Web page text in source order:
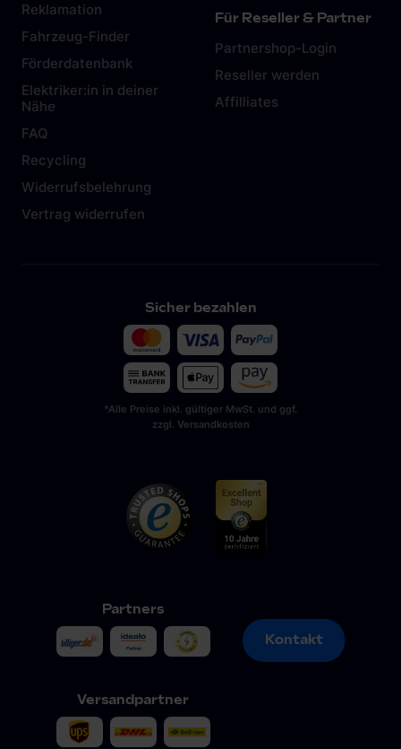
Reklamation
Fahrzeug-Finder
Förderdatenbank
Elektriker:in in deiner
Nähe
FAQ
Recycling
Widerrufsbelehrung
Vertrag widerrufen
Für Reseller & Partner
Partnershop-Login
Reseller werden
Affilliates
Sicher bezahlen
*Alle Preise inkl. gültiger MwSt. und ggf.
zzgl. Versandkosten
Partners
Versandpartner
Kontakt
Kontakt